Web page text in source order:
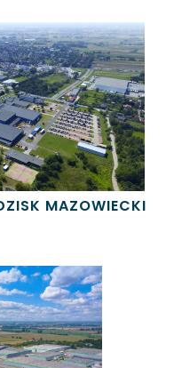
MAZOWIECKI